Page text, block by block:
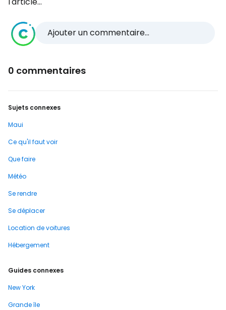
Ajouter un commentaire...
0 commentaires
Sujets connexes
Maui
Ce qu'il faut voir
Que faire
Météo
Se rendre
Se déplacer
Location de voitures
Hébergement
Guides connexes
New York
Grande île